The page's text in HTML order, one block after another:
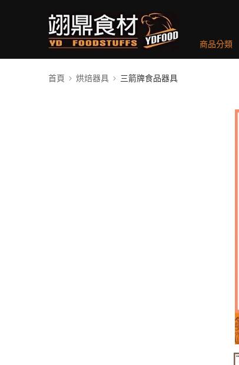
商品分類
首頁 烘焙器具 三箭牌食品器具